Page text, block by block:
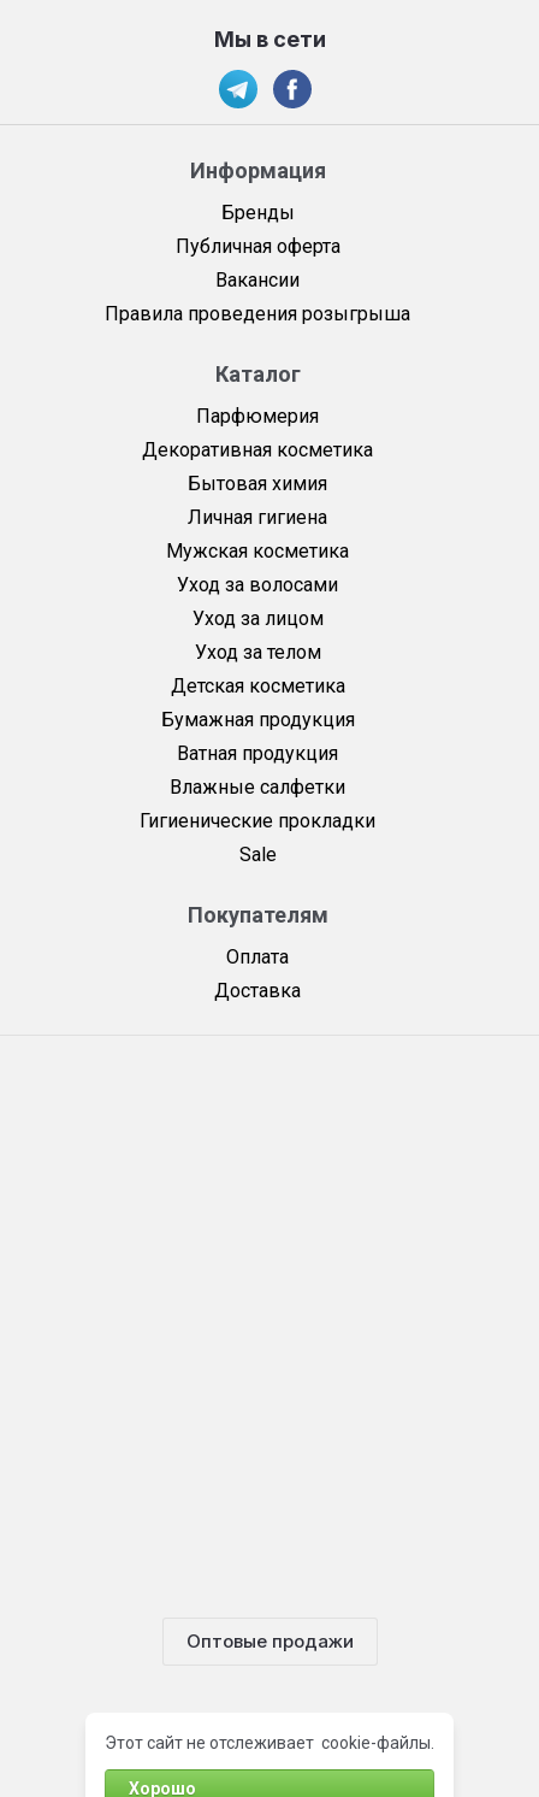
Информация
Бренды
Публичная оферта
Вакансии
Правила проведения розыгрыша
Каталог
Парфюмерия
Декоративная косметика
Бытовая химия
Личная гигиена
Мужская косметика
Уход за волосами
Уход за лицом
Уход за телом
Детская косметика
Бумажная продукция
Ватная продукция
Влажные салфетки
Гигиенические прокладки
Sale
Покупателям
Оплата
Доставка
Оптовые продажи
Мы в сети
Этот сайт не отслеживает cookie-файлы.
Хорошо